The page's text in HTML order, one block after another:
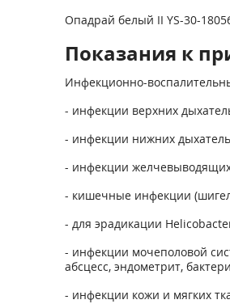
Опадрай белый II YS-30-
Показания к
Инфекционно-
- инфекции верхних
- инфекции нижних
- инфекции желчевыводящих
- кишечные инфекции
- для эрадикации
- инфекции мочеполовой
абсцесс, эндометрит,
- инфекции кожи и мягких